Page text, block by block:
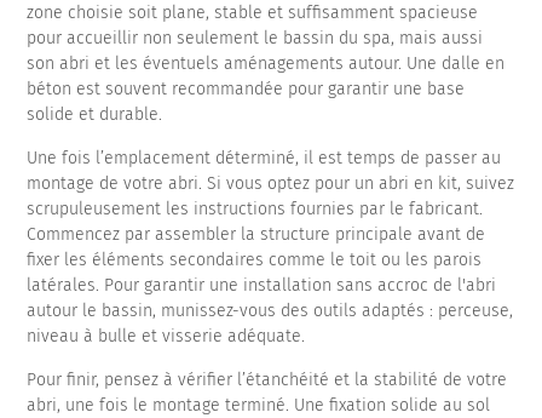
zone choisie soit plane, stable et suffisamment spacieuse
pour accueillir non seulement le bassin du spa, mais aussi
son abri et les éventuels aménagements autour. Une dalle en
béton est souvent recommandée pour garantir une base
solide et durable.
Une fois l’emplacement déterminé, il est temps de passer au
montage de votre abri. Si vous optez pour un abri en kit, suivez
scrupuleusement les instructions fournies par le fabricant.
Commencez par assembler la structure principale avant de
fixer les éléments secondaires comme le toit ou les parois
latérales. Pour garantir une installation sans accroc de l'abri
autour le bassin, munissez-vous des outils adaptés : perceuse,
niveau à bulle et visserie adéquate.
Pour finir, pensez à vérifier l’étanchéité et la stabilité de votre
abri, une fois le montage terminé. Une fixation solide au sol